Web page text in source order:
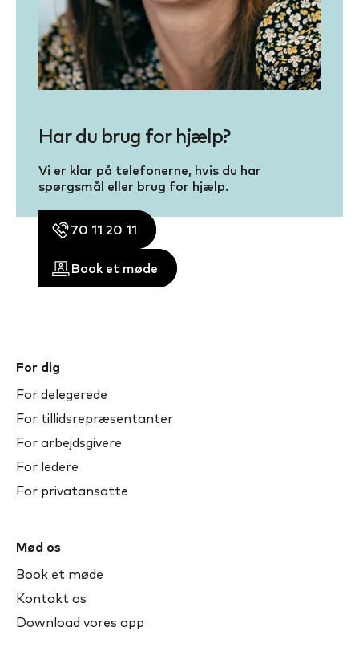
Har du brug for hjælp?
Vi er klar på telefonerne, hvis du har
spørgsmål eller brug for hjælp.
70 11 20 11
Book et møde
For dig
For delegerede
For tillidsrepræsentanter
For arbejdsgivere
For ledere
For privatansatte
Mød os
Book et møde
Kontakt os
Download vores app